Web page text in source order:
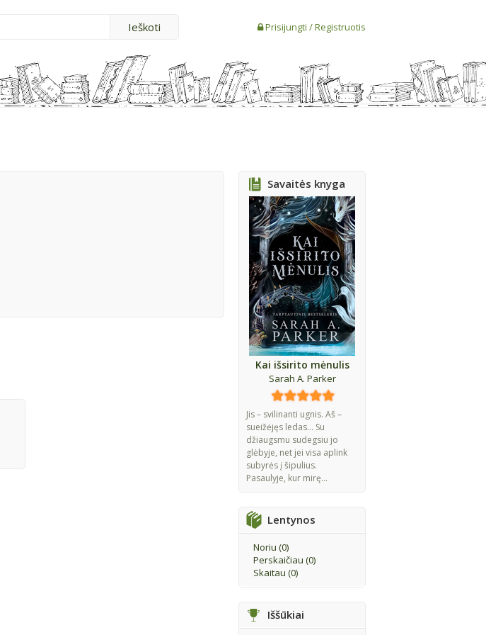
Prisijungti /Registruotis
Savaitės knyga
Kai išsirito mėnulis
Sarah A. Parker
Jis – svilinanti ugnis. Aš –
sueižėjęs ledas... Su
džiaugsmu sudegsiu jo
glėbyje, net jei visa aplink
subyrės į šipulius.
Pasaulyje, kur mirę...
Lentynos
Noriu (0)
Perskaičiau (0)
Skaitau (0)
Iššūkiai